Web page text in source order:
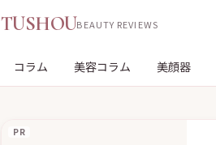
TUSHOUBEAUTY REVIEWS
コラム 美容コラム 美顔器
PR